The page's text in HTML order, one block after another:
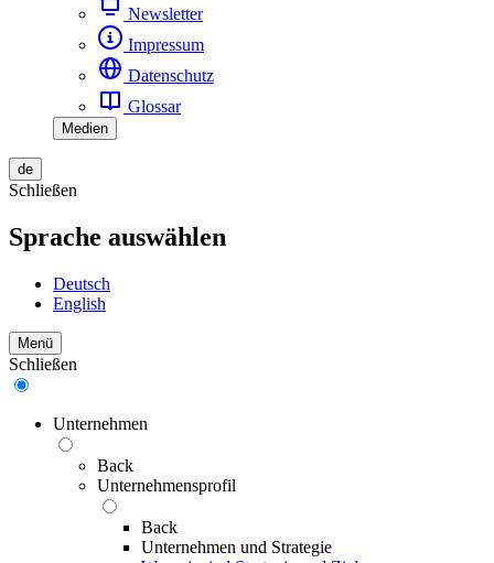
Newsletter
Impressum
Datenschutz
Glossar
Medien
de
Schließen
Sprache auswählen
Deutsch
English
Menü
Schließen
Unternehmen
Back
Unternehmensprofil
Back
Unternehmen und Strategie